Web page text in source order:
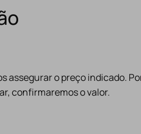
assegurar o preço indicado.
confirmaremos o valor.